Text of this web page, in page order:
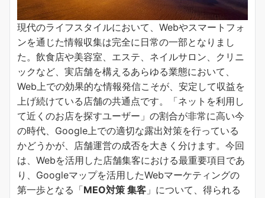
現代のライフスタイルにおいて、Webやスマートフォ
ンを通じた情報収集は完全に日常の一部となりまし
た。飲食店や美容室、エステ、ネイルサロン、クリニ
ックなど、実店舗を構えるあらゆる業態において、
Web上での効果的な情報発信こそが、安定して収益を
上げ続けている店舗の共通点です。「ネットを利用し
て近くのお店を探すユーザー」の割合が非常に高い今
の時代、Google上での適切な露出対策を行っている
かどうかが、店舗運営の成否を大きく分けます。今回
は、Webを活用した店舗集客における最重要項目であ
り、Googleマップを活用したWebマーケティングの
第一歩となる「MEO対策 集客 」について、得られる